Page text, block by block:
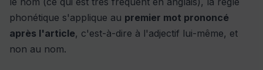
phonétique s'applique au premier mot prononcé
après l'article, c'est-à-dire à l'adjectif lui-même, et
non au nom.